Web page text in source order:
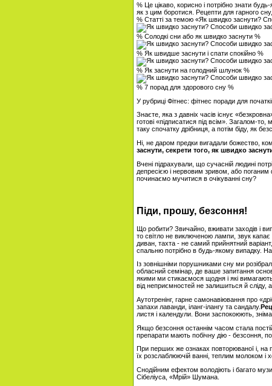
% Це цікаво, корисно і потрібно знати
як з цим боротися. Рецепти для гарного
% Статті за темою «Як швидко заснути?
% Солодкі сни або як швидко заснути %
% Як швидше заснути і спати спокійно %
% Як заснути на голодний шлунок %
% 7 порад для здорового сну %
У рубриці Фітнес: фітнес поради для
Знаєте, яка з давніх часів існує
готові «підписатися під всім». Загалом-
таку спочатку дрібниця, а потім біду, як
Ні, не даром предки вигадали божество,
заснути, секрети того, як швидко
Вчені підрахували, що сучасній людині
депресією і нервовим зривом, або
починаємо мучитися в очікуванні сну?
Піди, прошу, безсоння!
Що робити? Звичайно, вживати заходів і
то світло не виключеною лампи, звук
диван, тахта - не самий прийнятний
спальню потрібно в будь-якому випадку.
Із зовнішніми порушниками сну ми
обласний семінар, де ваше запитання
якими ми стикаємося щодня і які
від неприємностей не залишиться й сліду,
Аутотренінг, гарне самонавіювання про
запахи лаванди, іланг-ілангу та сандалу.
листя і календули. Вони заспокоюють,
Якщо безсоння останнім часом стала
препарати мають побічну дію - безсоння,
При перших же ознаках повторюваної і, на
їх розслаблюючій ванні, теплим молоком
Снодійним ефектом володіють і багато
Сібеліуса, «Мрій» Шумана.